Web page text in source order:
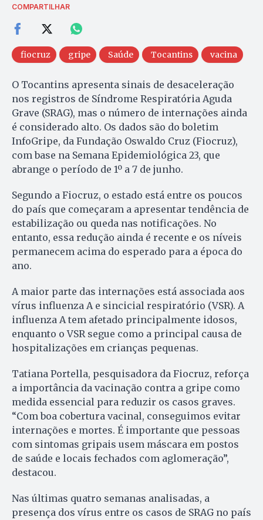
COMPARTILHAR
fiocruz gripe Saúde Tocantins vacina
O Tocantins apresenta sinais de desaceleração
nos registros de Síndrome Respiratória Aguda
Grave (SRAG), mas o número de internações ainda
é considerado alto. Os dados são do boletim
InfoGripe, da Fundação Oswaldo Cruz (Fiocruz),
com base na Semana Epidemiológica 23, que
abrange o período de 1º a 7 de junho.
Segundo a Fiocruz, o estado está entre os poucos
do país que começaram a apresentar tendência de
estabilização ou queda nas notificações. No
entanto, essa redução ainda é recente e os níveis
permanecem acima do esperado para a época do
ano.
A maior parte das internações está associada aos
vírus influenza A e sincicial respiratório (VSR). A
influenza A tem afetado principalmente idosos,
enquanto o VSR segue como a principal causa de
hospitalizações em crianças pequenas.
Tatiana Portella, pesquisadora da Fiocruz, reforça
a importância da vacinação contra a gripe como
medida essencial para reduzir os casos graves.
“Com boa cobertura vacinal, conseguimos evitar
internações e mortes. É importante que pessoas
com sintomas gripais usem máscara em postos
de saúde e locais fechados com aglomeração”,
destacou.
Nas últimas quatro semanas analisadas, a
presença dos vírus entre os casos de SRAG no país